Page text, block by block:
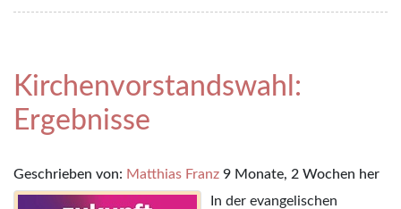
Kirchenvorstandswahl:
Ergebnisse
Geschrieben von: Matthias Franz 9 Monate, 2 Wochen her
In der evangelischen